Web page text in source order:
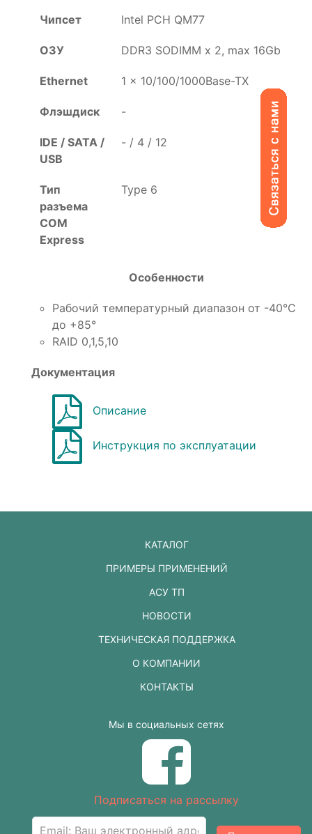
Чипсет Intel PCH QM77
ОЗУ DDR3 SODIMM x 2, max 16Gb
Ethernet 1 x 10/100/1000Base-TX
Флэшдиск -
IDE / SATA /
USB
- / 4 / 12
Тип
разъема
COM
Express
Type 6
Особенности
Рабочий температурный диапазон от -40°C
до +85°
RAID 0,1,5,10
Документация
Описание
Инструкция по эксплуатации
КАТАЛОГ
ПРИМЕРЫ ПРИМЕНЕНИЙ
АСУ ТП
НОВОСТИ
ТЕХНИЧЕСКАЯ ПОДДЕРЖКА
О КОМПАНИИ
КОНТАКТЫ
Мы в социальных сетях
Подписаться на рассылку